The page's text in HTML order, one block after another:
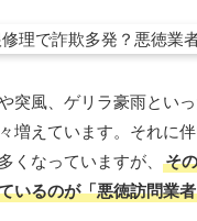
突風、ゲリラ豪雨とい
増えています。それに
くなっていますが、
そ
いるのが「悪徳訪問業